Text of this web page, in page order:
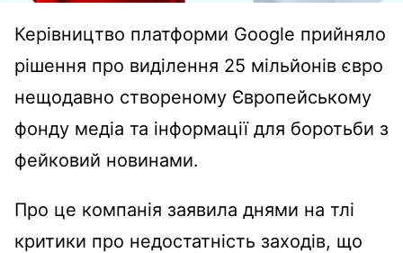
Керівництво платформи Google прийняло
рішення про виділення 25 мільйонів євро
нещодавно створеному Європейському
фонду медіа та інформації для боротьби з
фейковий новинами.
Про це компанія заявила днями на тлі
критики про недостатність заходів, що